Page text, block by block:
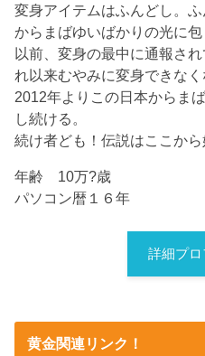
変身アイテムはふんどし。
からまばゆいばかりの光に包
以前、変身の最中に通報さ
れ以来むやみに変身できなく
2012年よりこの日本からま
し続ける。
続け者ども！伝説はここから
年齢 10万?歳
パソコン暦１６年
詳細プ
黄金関連リンク！